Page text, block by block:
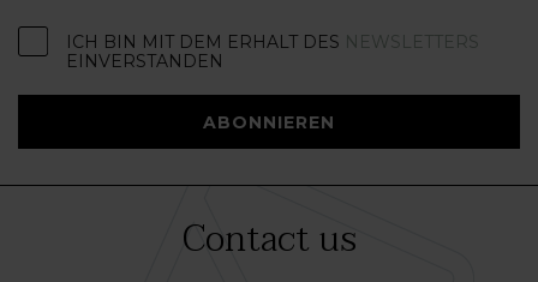
ICH BIN MIT DEM ERHALT DES NEWSLETTERS
EINVERSTANDEN
ABONNIEREN
Contact us